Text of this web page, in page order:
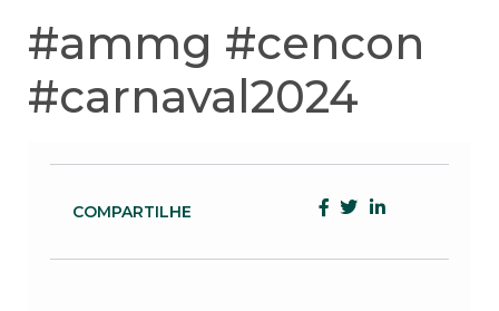
#ammg #cencon
#carnaval2024
COMPARTILHE